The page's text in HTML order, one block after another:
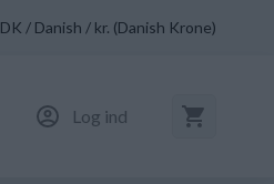
DK / Danish / kr. (Danish Krone)
Log ind